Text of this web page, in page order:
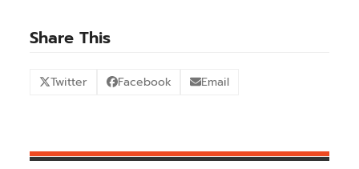
Share This
Twitter Facebook Email